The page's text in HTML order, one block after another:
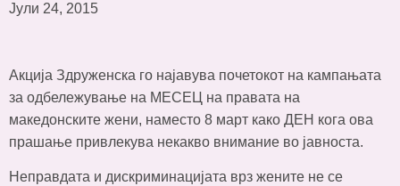
Јули 24, 2015
Акција Здруженска го најавува почетокот на кампањата
за одбележување на МЕСЕЦ на правата на
македонските жени, наместо 8 март како ДЕН кога ова
прашање привлекува некакво внимание во јавноста.
Неправдата и дискриминацијата врз жените не се